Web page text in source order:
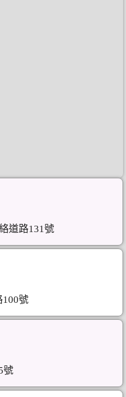
道路131號
號
號